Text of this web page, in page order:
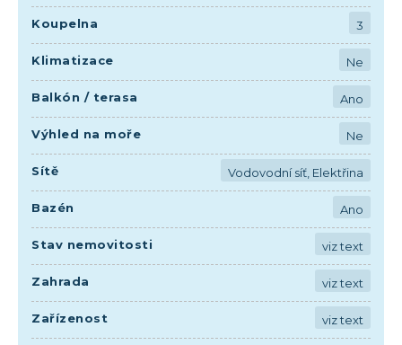
Koupelna 3
Klimatizace Ne
Balkón / terasa Ano
Výhled na moře Ne
Sítě Vodovodní síť, Elektřina
Bazén Ano
Stav nemovitosti viz text
Zahrada viz text
Zařízenost viz text